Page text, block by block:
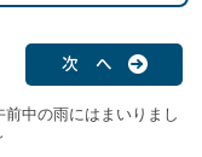
次 へ
前中の雨にはまいりまし